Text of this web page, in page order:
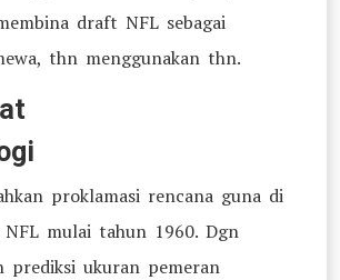
draft NFL sebagai
thn menggunakan thn.
proklamasi rencana guna di
mulai tahun 1960. Dgn
prediksi ukuran pemeran